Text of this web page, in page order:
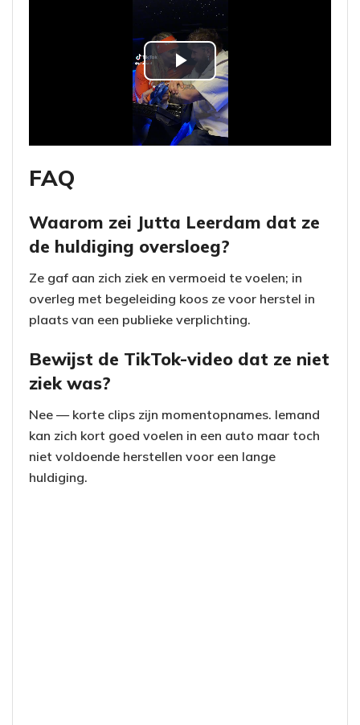
P
l
a
V
i
d
e
o
FAQ
Waarom zei Jutta Leerdam dat ze
de huldiging oversloeg?
Ze gaf aan zich ziek en vermoeid te voelen; in
overleg met begeleiding koos ze voor herstel in
plaats van een publieke verplichting.
Bewijst de TikTok-video dat ze niet
ziek was?
Nee — korte clips zijn momentopnames. Iemand
kan zich kort goed voelen in een auto maar toch
niet voldoende herstellen voor een lange
huldiging.